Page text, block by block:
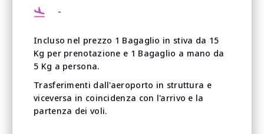
-
Incluso nel prezzo 1 Bagaglio in stiva da 15
Kg per prenotazione e 1 Bagaglio a mano da
5 Kg a persona.
Trasferimenti dall'aeroporto in struttura e
viceversa in coincidenza con l'arrivo e la
partenza dei voli.